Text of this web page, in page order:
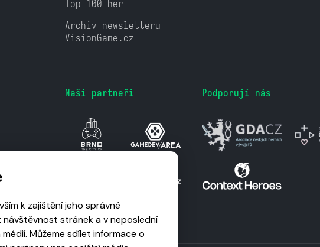
Top 100 her
Archiv newsletteru
VisionGame.cz
Naši partneři Podporují nás
k zajištění jeho správné
návštěvnost stránek a v neposlední
Můžeme sdílet informace o